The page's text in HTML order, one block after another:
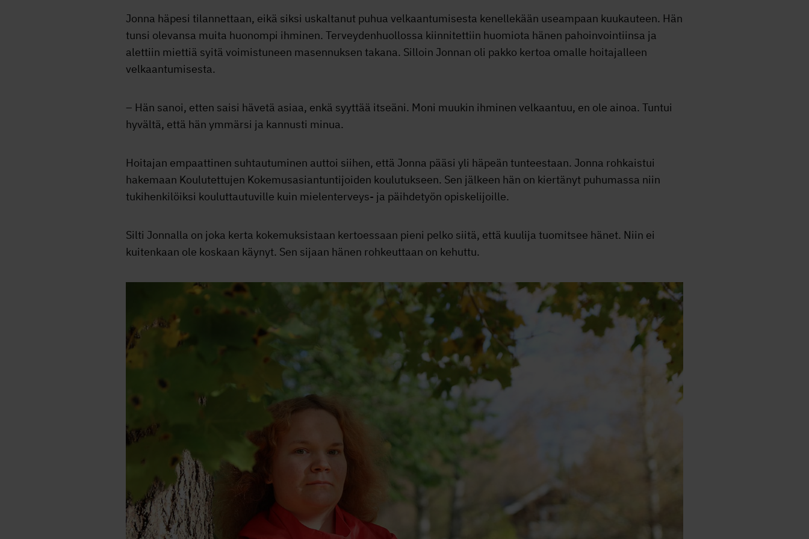
Jonna häpesi tilannettaan, eikä siksi uskaltanut puhua velkaantumisesta kenellekään useampaan kuukauteen. Hän
tunsi olevansa muita huonompi ihminen. Terveydenhuollossa kiinnitettiin huomiota hänen pahoinvointiinsa ja
alettiin miettiä syitä voimistuneen masennuksen takana. Silloin Jonnan oli pakko kertoa omalle hoitajalleen
velkaantumisesta.
– Hän sanoi, etten saisi hävetä asiaa, enkä syyttää itseäni. Moni muukin ihminen velkaantuu, en ole ainoa. Tuntui
hyvältä, että hän ymmärsi ja kannusti minua.
Hoitajan empaattinen suhtautuminen auttoi siihen, että Jonna pääsi yli häpeän tunteestaan. Jonna rohkaistui
hakemaan Koulutettujen Kokemusasiantuntijoiden koulutukseen. Sen jälkeen hän on kiertänyt puhumassa niin
tukihenkilöiksi kouluttautuville kuin mielenterveys- ja päihdetyön opiskelijoille.
Silti Jonnalla on joka kerta kokemuksistaan kertoessaan pieni pelko siitä, että kuulija tuomitsee hänet. Niin ei
kuitenkaan ole koskaan käynyt. Sen sijaan hänen rohkeuttaan on kehuttu.